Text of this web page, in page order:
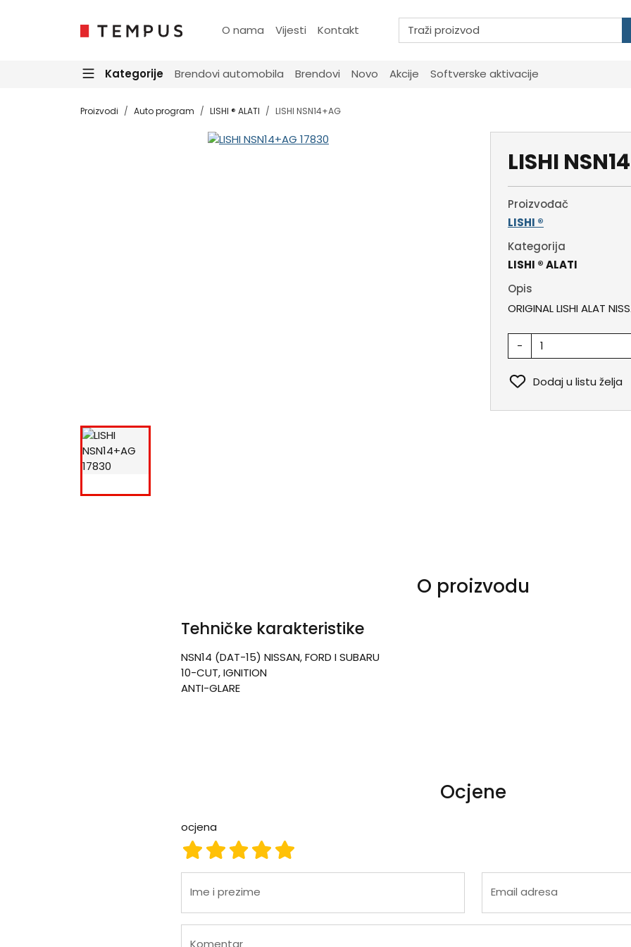
O nama Vijesti Kontakt
Kategorije Brendovi automobila Brendovi Novo Akcije Softverske aktivacije
Proizvodi Auto program LISHI ® ALATI LISHI NSN14+AG
LISHI
Proizvođač
LISHI ®
Kategorija
LISHI ® ALATI
Opis
ORIGINAL LISHI ALAT
-
Dodaj u listu želja
O proizvodu
Tehničke karakteristike
NSN14 (DAT-15) NISSAN, FORD I SUBARU
10-CUT, IGNITION
ANTI-GLARE
Ocjene
ocjena
ocjena 5
ocjena 4
ocjena 3
ocjena 2
ocjena 1
Ime i prezime Email adresa
Komentar